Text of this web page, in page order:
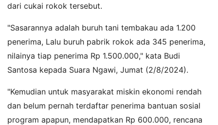
dari cukai rokok tersebut.
"Sasarannya adalah buruh tani tembakau ada 1.200
penerima, Lalu buruh pabrik rokok ada 345 penerima,
nilainya tiap penerima Rp 1.500.000," kata Budi
Santosa kepada Suara Ngawi, Jumat (2/8/2024).
"Kemudian untuk masyarakat miskin ekonomi rendah
dan belum pernah terdaftar penerima bantuan sosial
program apapun, mendapatkan Rp 600.000, rencana